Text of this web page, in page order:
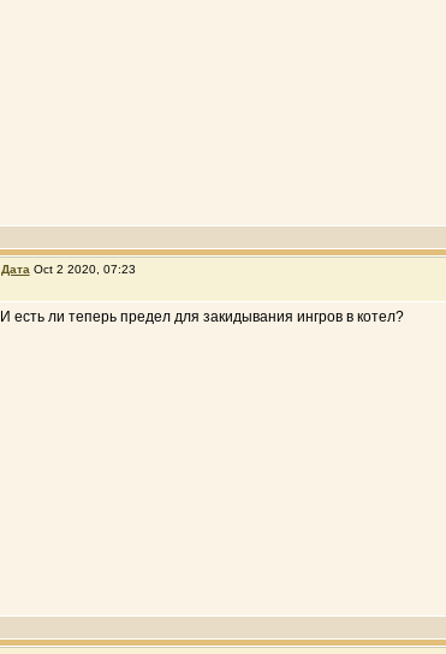
Дата Oct 2 2020, 07:23
И есть ли теперь предел для закидывания ингров в котел?